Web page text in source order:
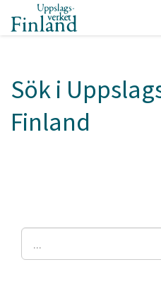
Sök i
Finland